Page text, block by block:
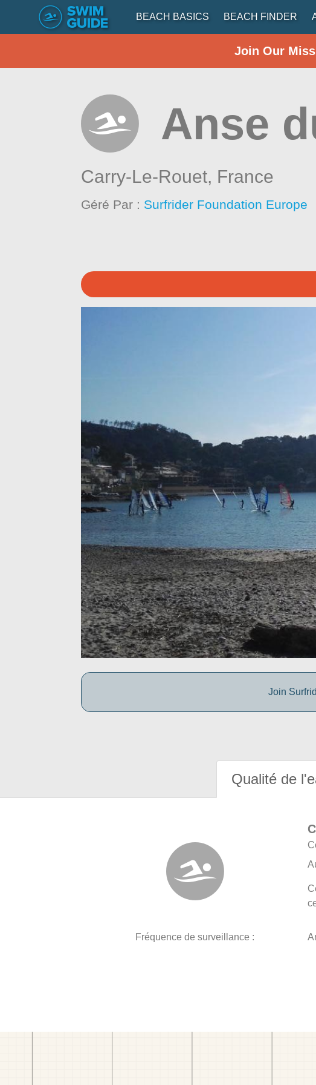
BEACH BASICS BEACH FINDER
Join Our
Anse
Carry-Le-Rouet, France
Géré Par : Surfrider Foundation Europe
Join
Qualité de
Fréquence de surveillance :